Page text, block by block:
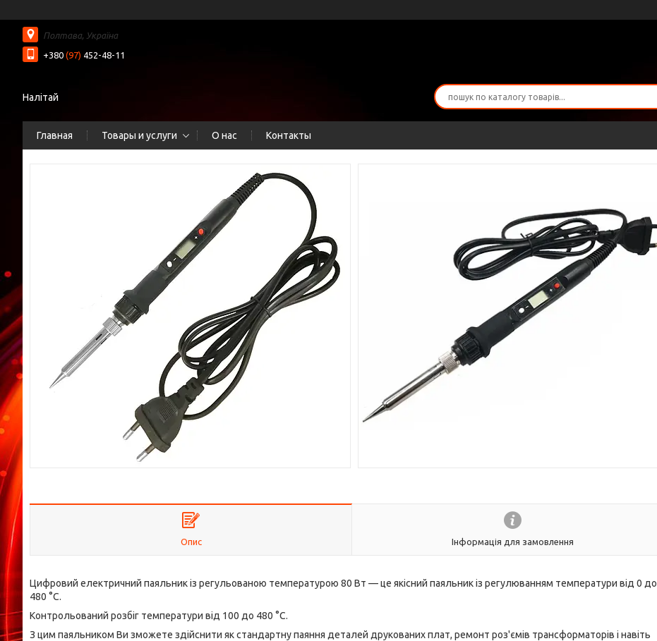
Полтава, Україна
+380 (97) 452-48-11
Налітай
Главная Товары и услуги О нас Контакты
Опис Інформація для замовлення
Цифровий електричний паяльник із регульованою температурою 80 Вт — це якісний паяльник із регулюванням температури від 0 до
480 °C.
Контрольований розбіг температури від 100 до 480 °C.
З цим паяльником Ви зможете здійснити як стандартну паяння деталей друкованих плат, ремонт роз'ємів трансформаторів і навіть